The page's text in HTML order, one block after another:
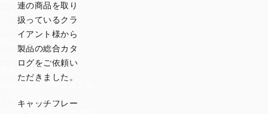
ポスター
パッケージデザイン
雑誌広告・新聞広告
広報誌・情報誌
周年記念誌・社史
取扱説明書・マニュアル
パワーポイント
連の商品を取り
扱っているクラ
イアント様から
製品の総合カタ
ログをご依頼い
ただきました。
キャッチフレー